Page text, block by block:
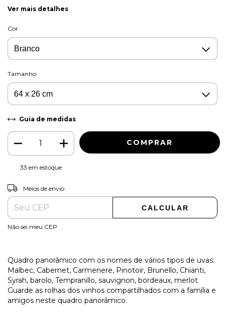
Ver mais detalhes
Cor
Tamanho
Guia de medidas
33 em estoque
Entregas para o CEP:
Meios de envio
CALCULAR
Não sei meu CEP
Quadro panorâmico com os nomes de vários tipos de uvas:
Malbec, Cabernet, Carmenere, Pinotoir, Brunello, Chianti,
Syrah, barolo, Tempranillo, sauvignon, bordeaux, merlot
Guarde as rolhas dos vinhos compartilhados com a família e
amigos neste quadro panorâmico.